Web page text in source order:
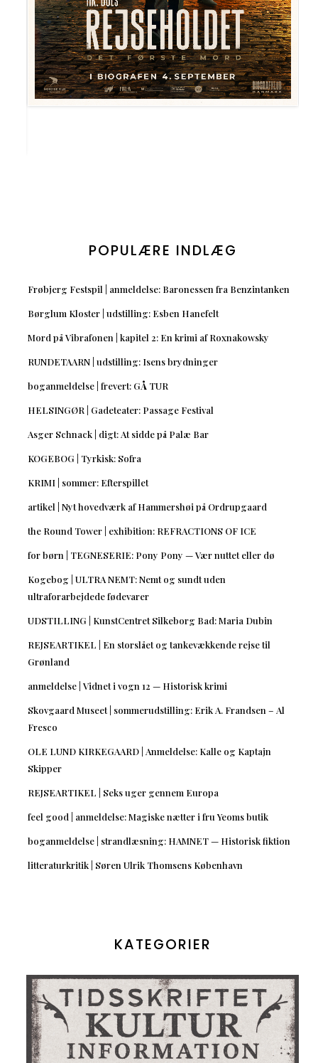
POPULÆRE INDLÆG
Frøbjerg Festspil | anmeldelse: Baronessen fra Benzintanken
Børglum Kloster | udstilling: Esben Hanefelt
Mord på Vibrafonen | kapitel 2: En krimi af Roxnakowsky
RUNDETAARN | udstilling: Isens brydninger
boganmeldelse | frevert: GÅ TUR
HELSINGØR | Gadeteater: Passage Festival
Asger Schnack | digt: At sidde på Palæ Bar
KOGEBOG | Tyrkisk: Sofra
KRIMI | sommer: Efterspillet
artikel | Nyt hovedværk af Hammershøi på Ordrupgaard
the Round Tower | exhibition: REFRACTIONS OF ICE
for børn | TEGNESERIE: Pony Pony — Vær nuttet eller dø
Kogebog | ULTRA NEMT: Nemt og sundt uden
ultraforarbejdede fødevarer
UDSTILLING | KunstCentret Silkeborg Bad: Maria Dubin
REJSEARTIKEL | En storslået og tankevækkende rejse til
Grønland
anmeldelse | Vidnet i vogn 12 — Historisk krimi
Skovgaard Museet | sommerudstilling: Erik A. Frandsen – Al
Fresco
OLE LUND KIRKEGAARD | Anmeldelse: Kalle og Kaptajn
Skipper
REJSEARTIKEL | Seks uger gennem Europa
feel good | anmeldelse: Magiske nætter i fru Yeoms butik
boganmeldelse | strandlæsning: HAMNET — Historisk fiktion
litteraturkritik | Søren Ulrik Thomsens København
KATEGORIER